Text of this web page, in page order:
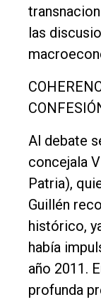
las
Al debate
concejala
Patria),
Guillén
histórico,
había
año 2011.
profunda